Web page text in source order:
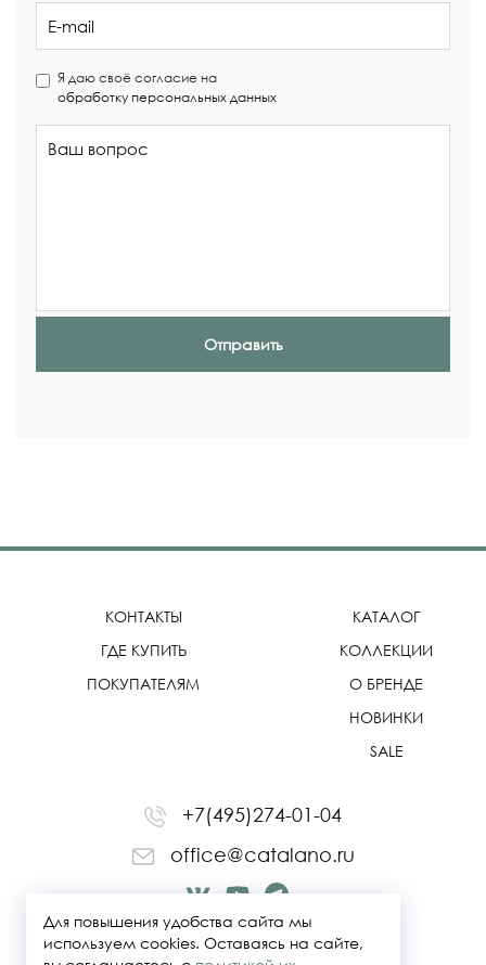
Я даю своё согласие на
обработку персональных данных
Отправить
КОНТАКТЫ
ГДЕ КУПИТЬ
ПОКУПАТЕЛЯМ
КАТАЛОГ
КОЛЛЕКЦИИ
О БРЕНДЕ
НОВИНКИ
SALE
+7(495)274-01-04
office@catalano.ru
Для повышения удобства сайта мы
используем cookies. Оставаясь на сайте,